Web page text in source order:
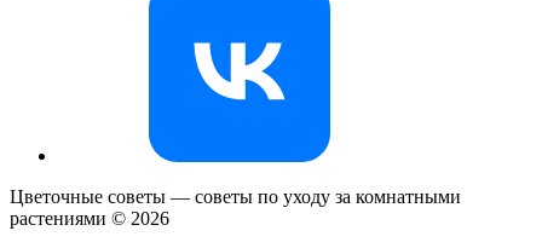
Цветочные советы — советы по уходу за комнатными
растениями © 2026